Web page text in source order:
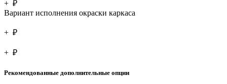
+ ₽
Вариант исполнения окраски каркаса
+ ₽
+ ₽
Рекомендованные дополнительные опции